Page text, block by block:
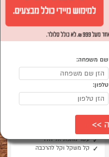
מתקן יבוש כלים ממתכת
כפול
עשוי מתכת אל חלד
קל משקל וקל להרכבה
שם משפחה:
טלפון: